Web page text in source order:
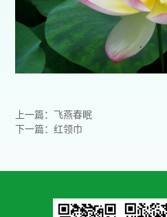
上一篇：飞燕春眠
下一篇：红领巾